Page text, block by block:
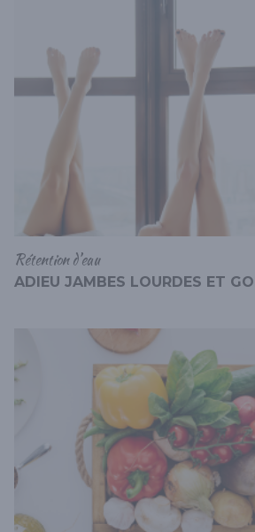
Rétention d’eau
ADIEU JAMBES LOURDES ET